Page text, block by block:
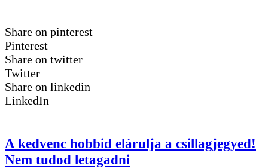
Share on pinterest
Pinterest
Share on twitter
Twitter
Share on linkedin
LinkedIn
A kedvenc hobbid elárulja a csillagjegyed!
Nem tudod letagadni